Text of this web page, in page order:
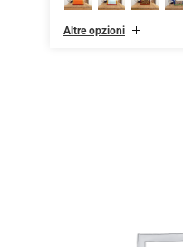
Altre opzioni